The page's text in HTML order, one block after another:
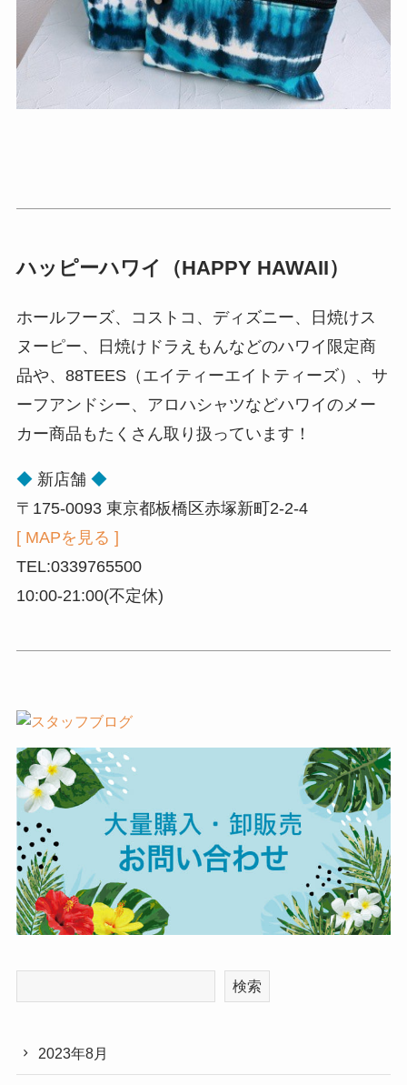
ハッピーハワイ（HAPPY HAWAII）
ホールフーズ、コストコ、ディズニー、日焼けス
ヌーピー、日焼けドラえもんなどのハワイ限定商
品や、88TEES（エイティーエイトティーズ）、サ
ーフアンドシー、アロハシャツなどハワイのメー
カー商品もたくさん取り扱っています！
◆新店舗 ◆
〒175-0093 東京都板橋区赤塚新町2-2-4
[ MAPを見る ]
TEL:0339765500
10:00-21:00(不定休)
検索
2023年8月